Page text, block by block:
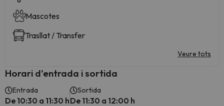
Mascotes
Trasllat / Transfer
Veure tots
Horari d'entrada i sortida
Entrada
De 10:30 a 11:30 h
Sortida
De 11:30 a 12:00 h